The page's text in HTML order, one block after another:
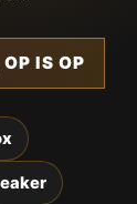
IS OP